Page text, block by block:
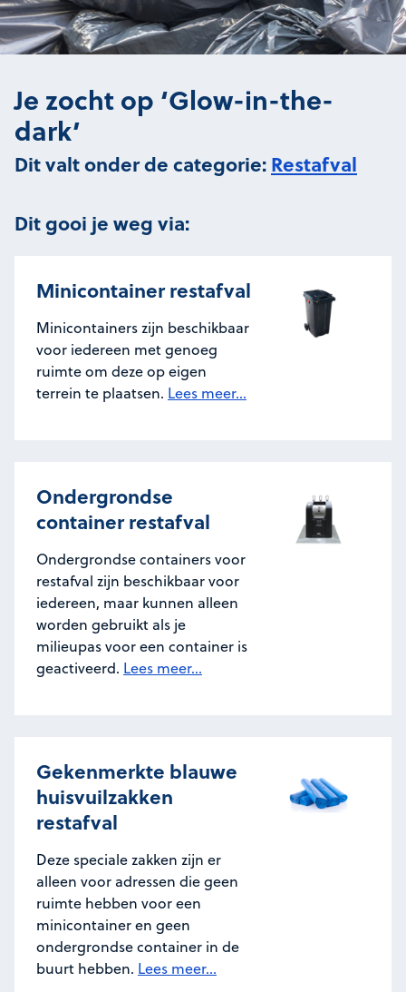
Je zocht op ‘Glow-in-the-
dark’
Dit valt onder de categorie:Restafval
Dit gooi je weg via:
Minicontainer restafval
Minicontainers zijn beschikbaar
voor iedereen met genoeg
ruimte om deze op eigen
terrein te plaatsen. Lees meer...
Ondergrondse
container restafval
Ondergrondse containers voor
restafval zijn beschikbaar voor
iedereen, maar kunnen alleen
worden gebruikt als je
milieupas voor een container is
geactiveerd. Lees meer...
Gekenmerkte blauwe
huisvuilzakken
restafval
Deze speciale zakken zijn er
alleen voor adressen die geen
ruimte hebben voor een
minicontainer en geen
ondergrondse container in de
buurt hebben. Lees meer...